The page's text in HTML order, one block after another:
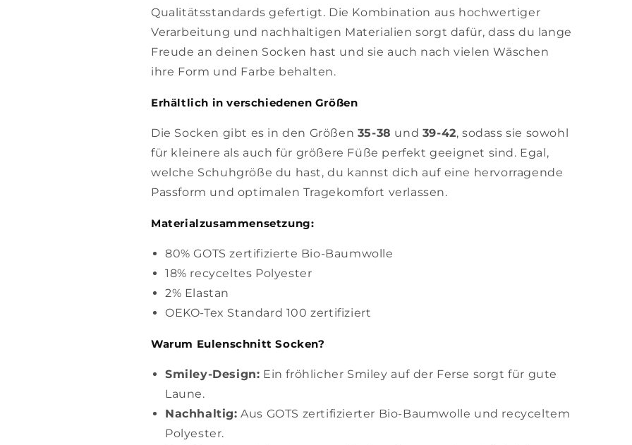
Qualitätsstandards gefertigt. Die Kombination aus hochwertiger
Verarbeitung und nachhaltigen Materialien sorgt dafür, dass du lange
Freude an deinen Socken hast und sie auch nach vielen Wäschen
ihre Form und Farbe behalten.
Erhältlich in verschiedenen Größen
Die Socken gibt es in den Größen 35-38 und 39-42, sodass sie sowohl
für kleinere als auch für größere Füße perfekt geeignet sind. Egal,
welche Schuhgröße du hast, du kannst dich auf eine hervorragende
Passform und optimalen Tragekomfort verlassen.
Materialzusammensetzung:
80% GOTS zertifizierte Bio-Baumwolle
18% recyceltes Polyester
2% Elastan
OEKO-Tex Standard 100 zertifiziert
Warum Eulenschnitt Socken?
Smiley-Design: Ein fröhlicher Smiley auf der Ferse sorgt für gute
Laune.
Nachhaltig: Aus GOTS zertifizierter Bio-Baumwolle und recyceltem
Polyester.